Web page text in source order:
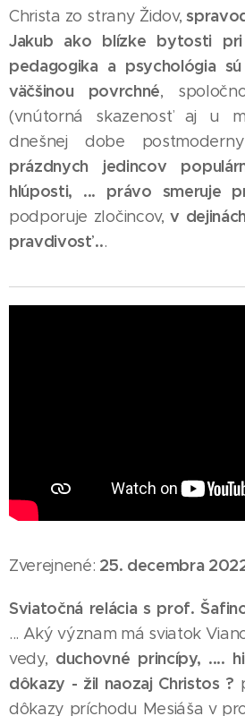
Christa zo strany Židov,
Jakub ako blízke bytosti pri
pedagogika a psychológia
väčšinou povrchné,
(vnútorná skazenosť aj u
dnešnej dobe
prázdnych jedincov
hlúposti, ...
právo smeruje
podporuje zločincov,v
pravdivosť ...
Zverejnené: 25. decembra
Sviatočná relácia s prof.
... Aký význam má sviatok
vedy, duchovné princípy, ....
dôkazy - žil naozaj Christos ?
dôkazy príchodu Mesiáša v